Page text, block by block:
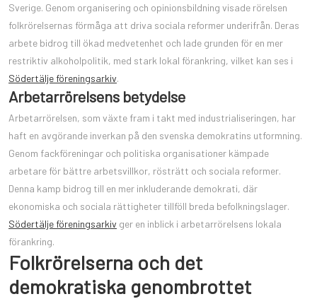
Sverige. Genom organisering och opinionsbildning visade rörelsen
folkrörelsernas förmåga att driva sociala reformer underifrån. Deras
arbete bidrog till ökad medvetenhet och lade grunden för en mer
restriktiv alkoholpolitik, med stark lokal förankring, vilket kan ses i
Södertälje föreningsarkiv.
Arbetarrörelsens betydelse
Arbetarrörelsen, som växte fram i takt med industrialiseringen, har
haft en avgörande inverkan på den svenska demokratins utformning.
Genom fackföreningar och politiska organisationer kämpade
arbetare för bättre arbetsvillkor, rösträtt och sociala reformer.
Denna kamp bidrog till en mer inkluderande demokrati, där
ekonomiska och sociala rättigheter tillföll breda befolkningslager.
Södertälje föreningsarkiv ger en inblick i arbetarrörelsens lokala
förankring.
Folkrörelserna och det
demokratiska genombrottet